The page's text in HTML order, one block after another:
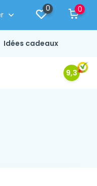
0 0
Idées cadeaux
9,3